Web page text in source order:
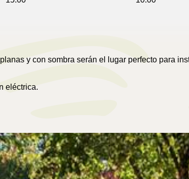
y con sombra serán el lugar perfecto para
eléctrica.